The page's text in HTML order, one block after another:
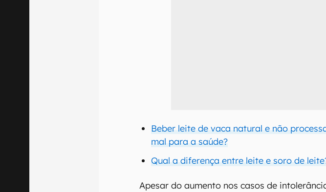
Beber leite de vaca natural e não
mal para a saúde?
Qual a diferença entre leite e soro de
Apesar do aumento nos casos de